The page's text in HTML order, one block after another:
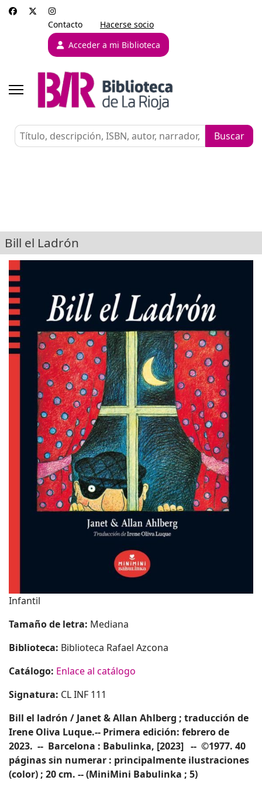
Contacto
Hacerse socio
Acceder a mi Biblioteca
Bill el Ladrón
Infantil
Tamaño de letra: Mediana
Biblioteca: Biblioteca Rafael Azcona
Catálogo: Enlace al catálogo
Signatura: CL INF 111
Bill el ladrón / Janet & Allan Ahlberg ; traducción de
Irene Oliva Luque.-- Primera edición: febrero de
2023. -- Barcelona : Babulinka, [2023] -- ©1977. 40
páginas sin numerar : principalmente ilustraciones
(color) ; 20 cm. -- (MiniMini Babulinka ; 5)